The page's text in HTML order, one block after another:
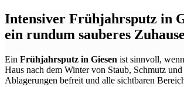
Intensiver Frühjahrsputz in
ein rundum sauberes Zuhause
Ein Frühjahrsputz in Giesen ist sinnvoll,
Haus nach dem Winter von Staub, Schmutz und
Ablagerungen befreit und alle sichtbaren